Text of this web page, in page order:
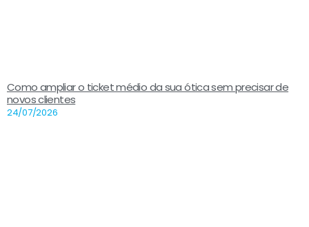
Como ampliar o ticket médio da sua ótica sem precisar de
novos clientes
24/07/2026